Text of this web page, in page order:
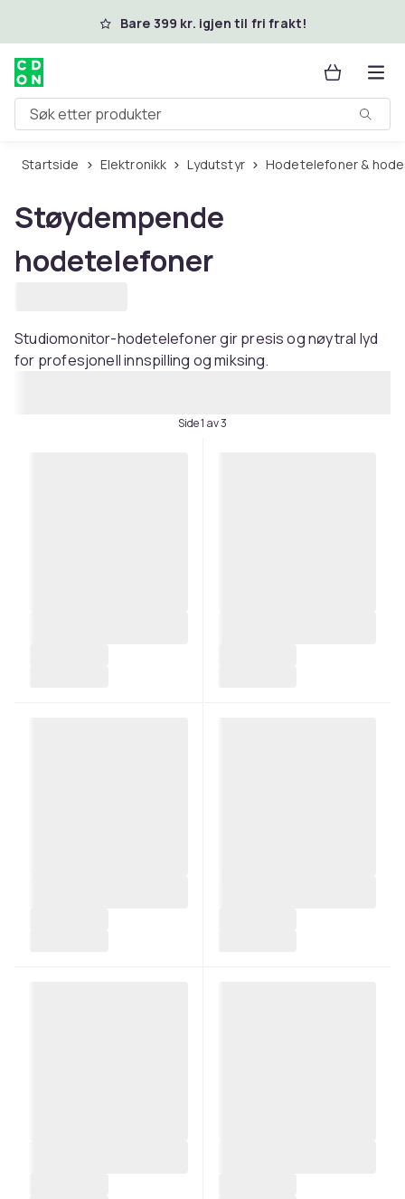
Hopp til hovedinnholdBare 399 kr. igjen til fri frakt!
Søk etter produkter
Startside Elektronikk Lydutstyr Hodetelefoner &
Støydempende
hodetelefoner
Studiomonitor-hodetelefoner gir presis og nøytral lyd
for profesjonell innspilling og miksing.
Side 1 av 3